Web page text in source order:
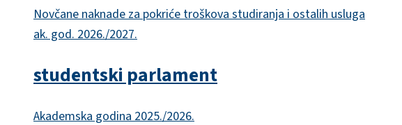
Novčane naknade za pokriće troškova studiranja i ostalih usluga
ak. god. 2026./2027.
studentski parlament
Akademska godina 2025./2026.